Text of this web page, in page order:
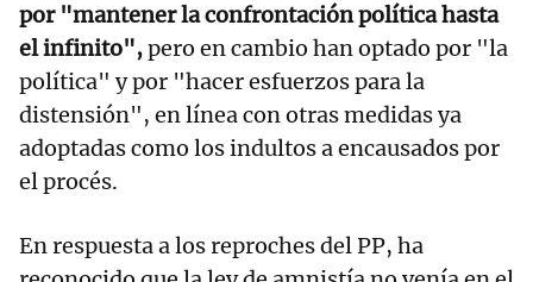
por "mantener la confrontación política hasta
el infinito",pero en cambio han optado por "la
política" y por "hacer esfuerzos para la
distensión", en línea con otras medidas ya
adoptadas como los indultos a encausados por
el procés.
En respuesta a los reproches del PP, ha